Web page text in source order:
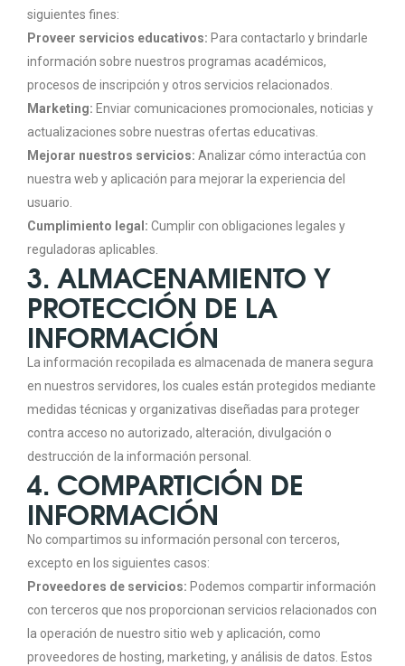
siguientes fines:
Proveer servicios educativos: Para contactarlo y brindarle
información sobre nuestros programas académicos,
procesos de inscripción y otros servicios relacionados.
Marketing: Enviar comunicaciones promocionales, noticias y
actualizaciones sobre nuestras ofertas educativas.
Mejorar nuestros servicios: Analizar cómo interactúa con
nuestra web y aplicación para mejorar la experiencia del
usuario.
Cumplimiento legal: Cumplir con obligaciones legales y
reguladoras aplicables.
3. ALMACENAMIENTO Y
PROTECCIÓN DE LA
INFORMACIÓN
La información recopilada es almacenada de manera segura
en nuestros servidores, los cuales están protegidos mediante
medidas técnicas y organizativas diseñadas para proteger
contra acceso no autorizado, alteración, divulgación o
destrucción de la información personal.
4. COMPARTICIÓN DE
INFORMACIÓN
No compartimos su información personal con terceros,
excepto en los siguientes casos:
Proveedores de servicios: Podemos compartir información
con terceros que nos proporcionan servicios relacionados con
la operación de nuestro sitio web y aplicación, como
proveedores de hosting, marketing, y análisis de datos. Estos